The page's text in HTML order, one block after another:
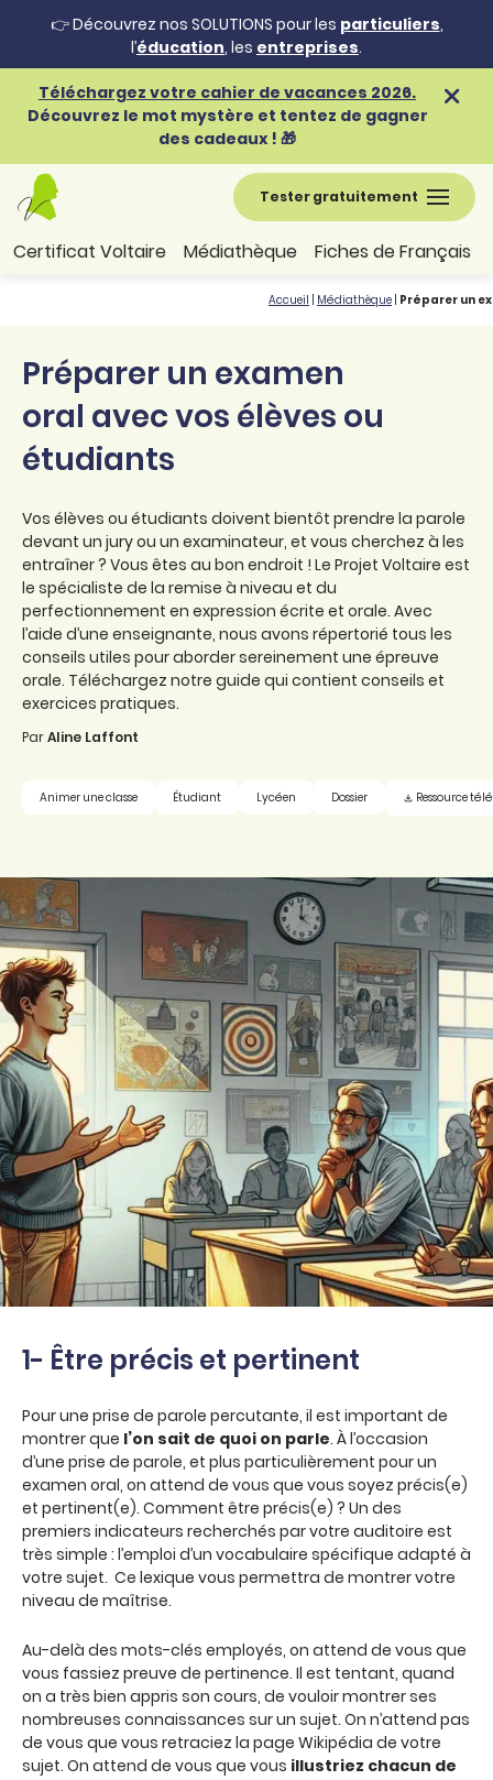
👉 Découvrez nos SOLUTIONS pour les particuliers,
l’éducation, les entreprises.
Téléchargez votre cahier de vacances 2026.
Découvrez le mot mystère et tentez de gagner
des cadeaux ! 🎁
Tester gratuitement
Certificat Voltaire Médiathèque Fiches de Français
Accueil Médiathèque Préparer un
Préparer un examen
oral avec vos élèves ou
étudiants
Vos élèves ou étudiants doivent bientôt prendre la parole
devant un jury ou un examinateur, et vous cherchez à les
entraîner ? Vous êtes au bon endroit ! Le Projet Voltaire est
le spécialiste de la remise à niveau et du
perfectionnement en expression écrite et orale. Avec
l’aide d’une enseignante, nous avons répertorié tous les
conseils utiles pour aborder sereinement une épreuve
orale. Téléchargez notre guide qui contient conseils et
exercices pratiques.
ParAline Laffont
Animer une classe Étudiant Lycéen Dossier Ressource
1- Être précis et pertinent
Pour une prise de parole percutante, il est important de
montrer que l’on sait de quoi on parle. À l’occasion
d’une prise de parole, et plus particulièrement pour un
examen oral, on attend de vous que vous soyez précis(e)
et pertinent(e). Comment être précis(e) ? Un des
premiers indicateurs recherchés par votre auditoire est
très simple : l’emploi d’un vocabulaire spécifique adapté à
votre sujet. Ce lexique vous permettra de montrer votre
niveau de maîtrise.
Au-delà des mots-clés employés, on attend de vous que
vous fassiez preuve de pertinence. Il est tentant, quand
on a très bien appris son cours, de vouloir montrer ses
nombreuses connaissances sur un sujet. On n’attend pas
de vous que vous retraciez la page Wikipédia de votre
sujet. On attend de vous que vous illustriez chacun de